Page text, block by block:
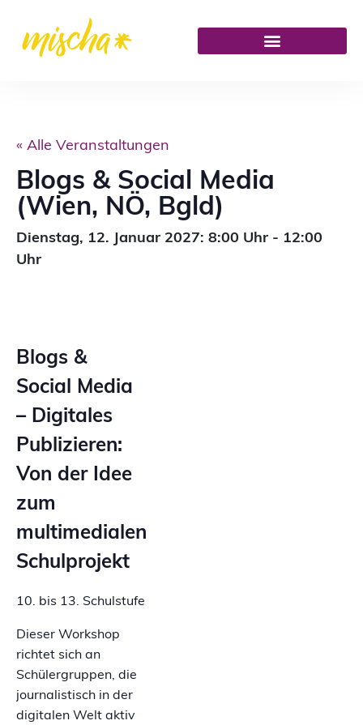
« Alle Veranstaltungen
Blogs & Social Media
(Wien, NÖ, Bgld)
Dienstag, 12. Januar 2027: 8:00 Uhr - 12:00
Uhr
Blogs &
Social Media
– Digitales
Publizieren:
Von der Idee
zum
multimedialen
Schulprojekt
10. bis 13. Schulstufe
Dieser Workshop
richtet sich an
Schülergruppen, die
journalistisch in der
digitalen Welt aktiv